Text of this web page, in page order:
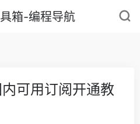
可用订阅开通教